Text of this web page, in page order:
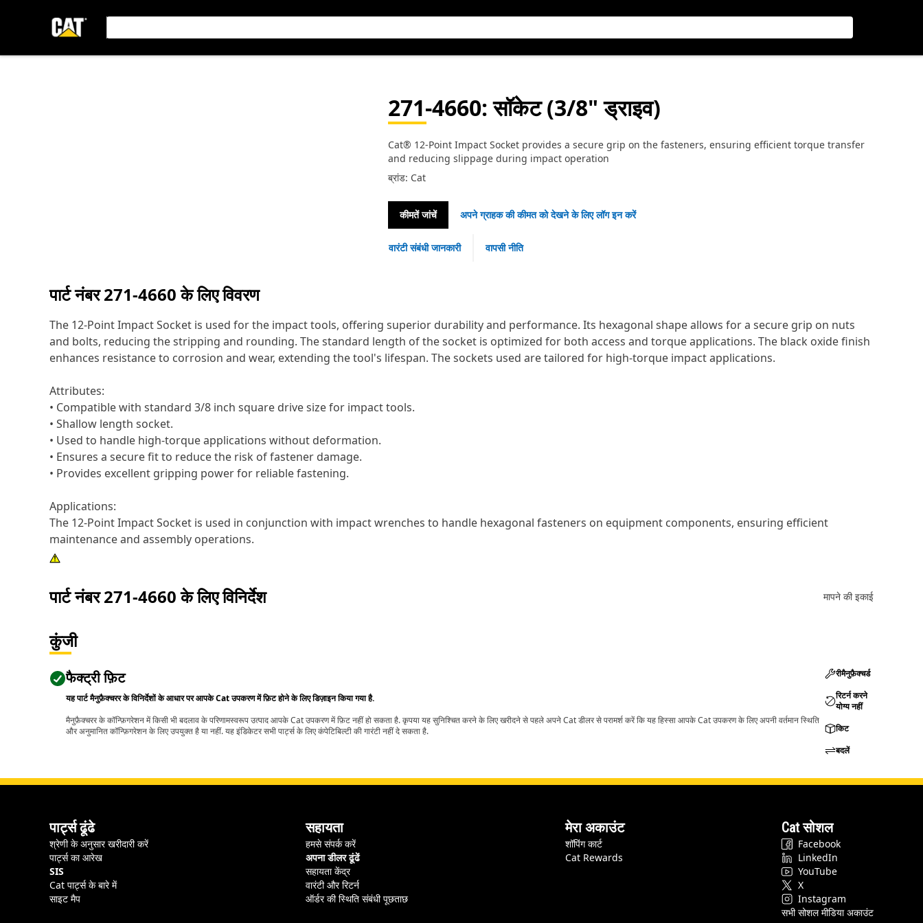
271-4660: सॉकेट (3/8" ड्राइव)
Cat® 12-Point Impact Socket provides a secure grip on the fasteners, ensuring efficient torque transfer
and reducing slippage during impact operation
ब्रांड: Cat
कीमतें जांचें अपने ग्राहक की कीमत को देखने के लिए लॉग इन करें
वारंटी संबंधी जानकारी वापसी नीति
पार्ट नंबर271-4660के लिए विवरण
The 12-Point Impact Socket is used for the impact tools, offering superior durability and performance. Its hexagonal shape allows for a secure grip on nuts
and bolts, reducing the stripping and rounding. The standard length of the socket is optimized for both access and torque applications. The black oxide finish
enhances resistance to corrosion and wear, extending the tool's lifespan. The sockets used are tailored for high-torque impact applications.
Attributes:
• Compatible with standard 3/8 inch square drive size for impact tools.
• Shallow length socket.
• Used to handle high-torque applications without deformation.
• Ensures a secure fit to reduce the risk of fastener damage.
• Provides excellent gripping power for reliable fastening.
Applications:
The 12-Point Impact Socket is used in conjunction with impact wrenches to handle hexagonal fasteners on equipment components, ensuring efficient
maintenance and assembly operations.
पार्ट नंबर271-4660के लिए विनिर्देश मापने की इकाई
कुंजी
फैक्ट्री फ़िट
यह पार्ट मैनुफ़ैक्चरर के विनिर्देशों के आधार पर आपके Cat उपकरण में फ़िट होने के लिए डिज़ाइन किया गया है.
मैनुफ़ैक्चरर के कॉन्फ़िगरेशन में किसी भी बदलाव के परिणामस्वरूप उत्पाद आपके Cat उपकरण में फ़िट नहीं हो सकता है. कृपया यह सुनिश्चित करने के लिए खरीदने से पहले अपने Cat डीलर से परामर्श करें कि यह हिस्सा आपके Cat उपकरण के लिए अपनी वर्तमान स्थिति
और अनुमानित कॉन्फ़िगरेशन के लिए उपयुक्त है या नहीं. यह इंडिकेटर सभी पार्ट्स के लिए कंपेटिबिल्टी की गारंटी नहीं दे सकता है.
रीमैनुफ़ैक्चर्ड
रिटर्न करने
योग्य नहीं
किट
बदलें
पार्ट्स ढूंढे
श्रेणी के अनुसार खरीदारी करें
पार्ट्स का आरेख
SIS
Cat पार्ट्स के बारे में
साइट मैप
सहायता
हमसे संपर्क करें
अपना डीलर ढूंढें
सहायता केंद्र
वारंटी और रिटर्न
ऑर्डर की स्थिति संबंधी पूछताछ
मेरा अकाउंट
शॉपिंग कार्ट
Cat Rewards
Cat सोशल
Facebook
LinkedIn
YouTube
X
Instagram
सभी सोशल मीडिया अकाउंट